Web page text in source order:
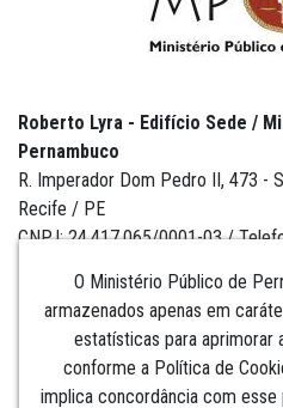
O Ministério Público de
armazenados apenas em
estatísticas para aprimorar
conforme a Política de
implica concordância com
Roberto Lyra - Edifício Sede /
Pernambuco
R. Imperador Dom Pedro II, 473 -
Recife / PE
CNPJ: 24.417.065/0001-03 /
Institucional